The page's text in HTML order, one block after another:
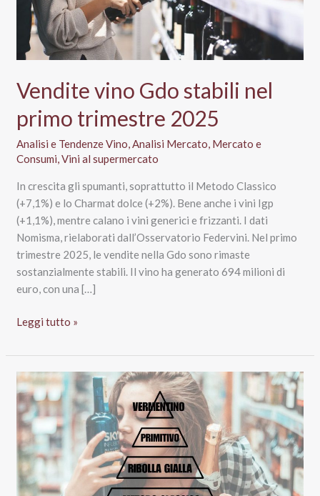
Vendite vino Gdo stabili nel
primo trimestre 2025
Analisi e Tendenze Vino,Analisi Mercato, Mercato e
Consumi,Vini al supermercato
In crescita gli spumanti, soprattutto il Metodo Classico
(+7,1%) e lo Charmat dolce (+2%). Bene anche i vini Igp
(+1,1%), mentre calano i vini generici e frizzanti. I dati
Nomisma, rielaborati dall’Osservatorio Federvini. Nel primo
trimestre 2025, le vendite nella Gdo sono rimaste
sostanzialmente stabili. Il vino ha generato 694 milioni di
euro, con una […]
Vendite
Gdo
stabili
nel
primo
trimestre
2025
Leggi tutto »